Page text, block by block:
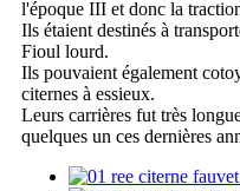
l'époque III et donc la
Ils étaient destinés à
Fioul lourd.
Ils pouvaient également
citernes à essieux.
Leurs carrières fut très
quelques un ces dernières